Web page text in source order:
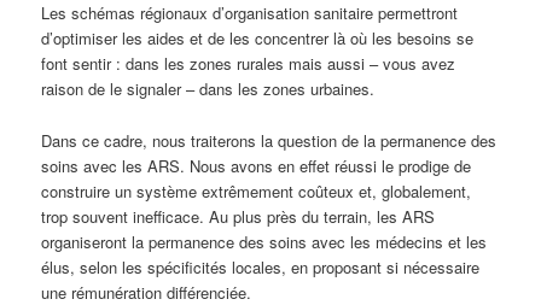
Les schémas régionaux d’organisation sanitaire permettront
d’optimiser les aides et de les concentrer là où les besoins se
font sentir : dans les zones rurales mais aussi – vous avez
raison de le signaler – dans les zones urbaines.
Dans ce cadre, nous traiterons la question de la permanence des
soins avec les ARS. Nous avons en effet réussi le prodige de
construire un système extrêmement coûteux et, globalement,
trop souvent inefficace. Au plus près du terrain, les ARS
organiseront la permanence des soins avec les médecins et les
élus, selon les spécificités locales, en proposant si nécessaire
une rémunération différenciée.